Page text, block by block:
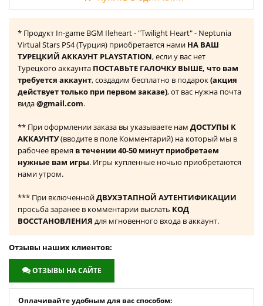
* Продукт In-game BGM Ileheart - "Twilight Heart" - Neptunia
Virtual Stars PS4 (Турция) приобретается нами НА ВАШ
ТУРЕЦКИЙ АККАУНТ PLAYSTATION, если у вас нет
Турецкого аккаунта ПОСТАВЬТЕ ГАЛОЧКУ ВЫШЕ, что вам
требуется аккаунт, создадим бесплатно в подарок(акция
действует только при первом заказе), от вас нужна почта
вида@gmail.com.
** При оформлении заказа вы указываете нам ДОСТУПЫ К
АККАУНТУ(вводите в поле Комментарий) на который мы в
рабочее время в течении 40-50 минут приобретаем
нужные вам игры. Игры купленные ночью приобретаются
нами утром.
*** При включеннойДВУХЭТАПНОЙ АУТЕНТИФИКАЦИИ
просьба заранее в комментарии выслать КОД
ВОССТАНОВЛЕНИЯ для мгновенного входа в аккаунт.
Отзывы наших клиентов:
ОТЗЫВЫ НА САЙТЕ
Оплачивайте удобным для вас способом: